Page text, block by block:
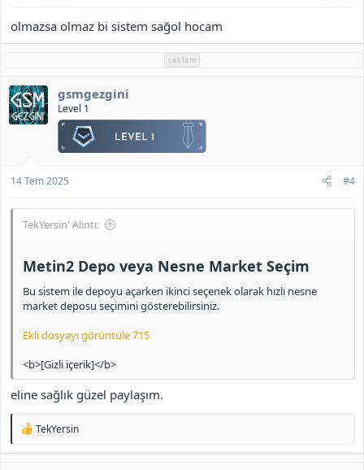
olmazsa olmaz bi sistem sağol hocam
reklam
gsmgezgini
Level 1
14 Tem 2025 #4
TekYersin' Alıntı:
Metin2 Depo veya Nesne Market Seçim​
Bu sistem ile depoyu açarken ikinci seçenek olarak hızlı nesne
market deposu seçimini gösterebilirsiniz.
Ekli dosyayı görüntüle 715
<b>[Gizli içerik]</b>
eline sağlık güzel paylaşım.
T
p
TekYersin